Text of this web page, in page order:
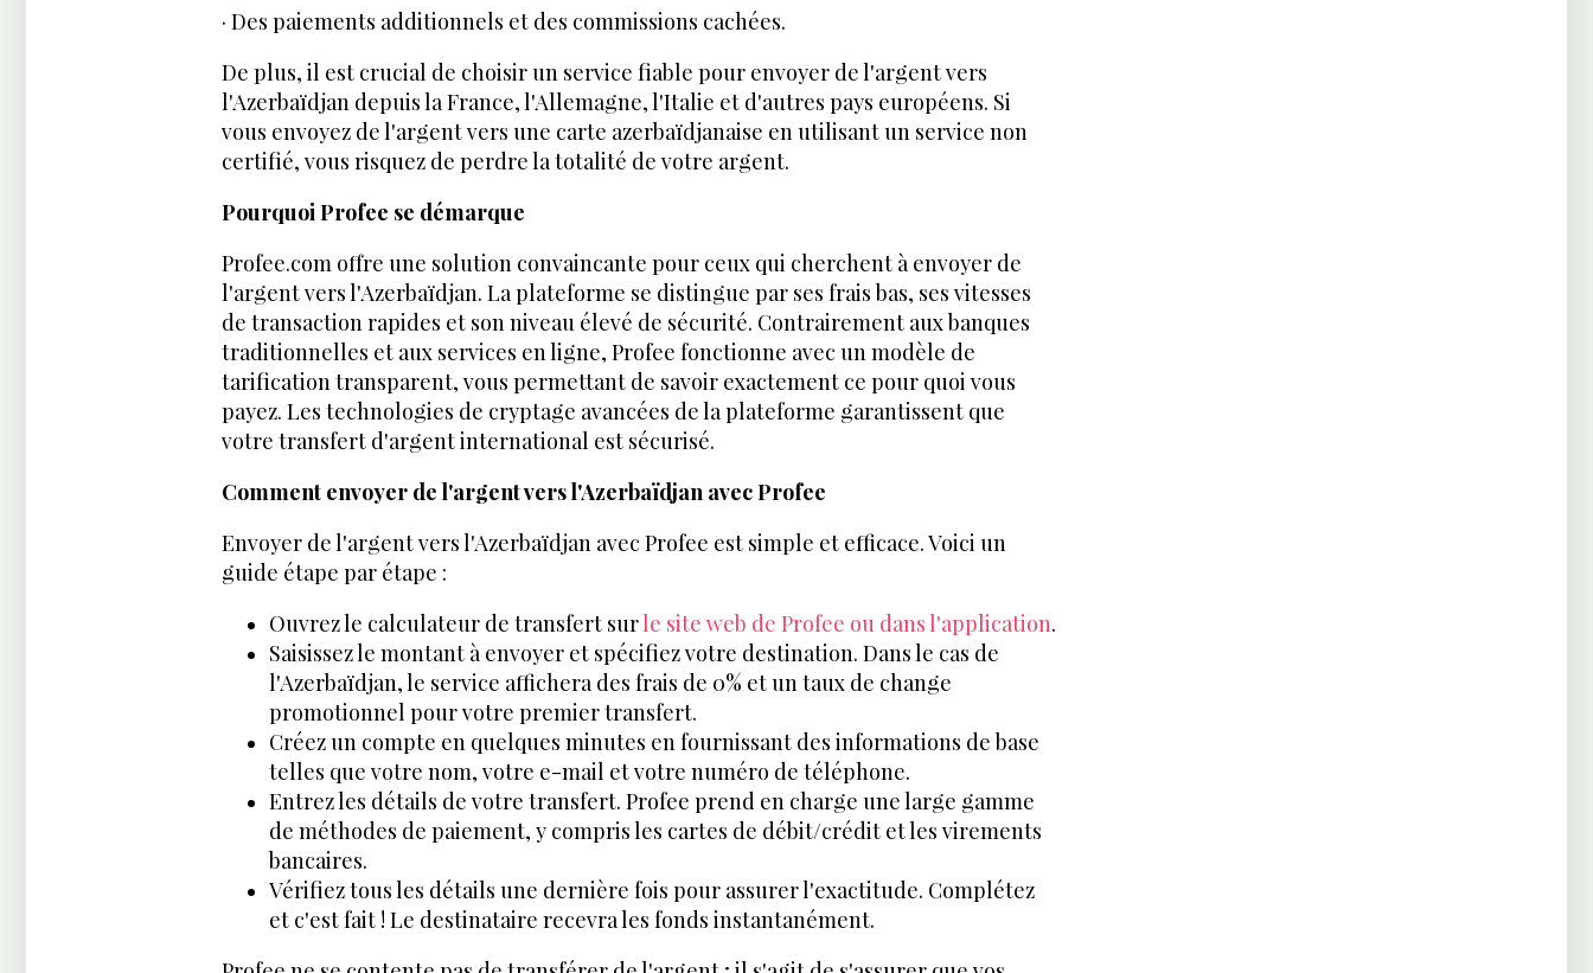
· Des paiements additionnels et des commissions cachées.
De plus, il est crucial de choisir un service fiable pour envoyer de l'argent vers
l'Azerbaïdjan depuis la France, l'Allemagne, l'Italie et d'autres pays européens. Si
vous envoyez de l'argent vers une carte azerbaïdjanaise en utilisant un service non
certifié, vous risquez de perdre la totalité de votre argent.
Pourquoi Profee se démarque
Profee.com offre une solution convaincante pour ceux qui cherchent à envoyer de
l'argent vers l'Azerbaïdjan. La plateforme se distingue par ses frais bas, ses vitesses
de transaction rapides et son niveau élevé de sécurité. Contrairement aux banques
traditionnelles et aux services en ligne, Profee fonctionne avec un modèle de
tarification transparent, vous permettant de savoir exactement ce pour quoi vous
payez. Les technologies de cryptage avancées de la plateforme garantissent que
votre transfert d'argent international est sécurisé.
Comment envoyer de l'argent vers l'Azerbaïdjan avec Profee
Envoyer de l'argent vers l'Azerbaïdjan avec Profee est simple et efficace. Voici un
guide étape par étape :
Ouvrez le calculateur de transfert surle site web de Profee ou dans l'application.
Saisissez le montant à envoyer et spécifiez votre destination. Dans le cas de
l'Azerbaïdjan, le service affichera des frais de 0% et un taux de change
promotionnel pour votre premier transfert.
Créez un compte en quelques minutes en fournissant des informations de base
telles que votre nom, votre e-mail et votre numéro de téléphone.
Entrez les détails de votre transfert. Profee prend en charge une large gamme
de méthodes de paiement, y compris les cartes de débit/crédit et les virements
bancaires.
Vérifiez tous les détails une dernière fois pour assurer l'exactitude. Complétez
et c'est fait ! Le destinataire recevra les fonds instantanément.